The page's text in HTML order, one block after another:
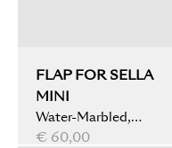
FLAP FOR SELLA
MINI
Water-Marbled,
Peacock, Olive
€ 60,00